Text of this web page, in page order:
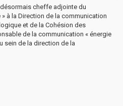
cheffe adjointe du
à la Direction de la communication
et de la Cohésion des
de la communication « énergie
sein de la direction de la